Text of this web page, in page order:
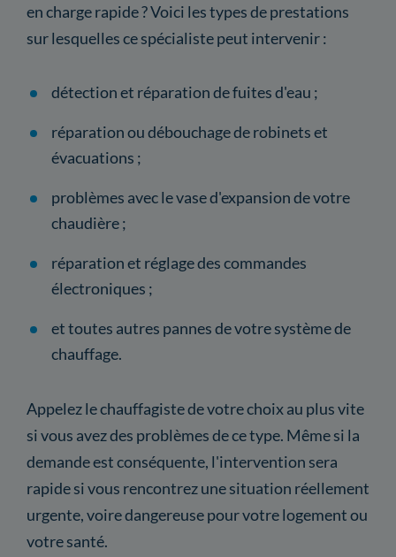
en charge rapide ? Voici les types de prestations
sur lesquelles ce spécialiste peut intervenir :
détection et réparation de fuites d'eau ;
réparation ou débouchage de robinets et
évacuations ;
problèmes avec le vase d'expansion de votre
chaudière ;
réparation et réglage des commandes
électroniques ;
et toutes autres pannes de votre système de
chauffage.
Appelez le chauffagiste de votre choix au plus vite
si vous avez des problèmes de ce type. Même si la
demande est conséquente, l'intervention sera
rapide si vous rencontrez une situation réellement
urgente, voire dangereuse pour votre logement ou
votre santé.